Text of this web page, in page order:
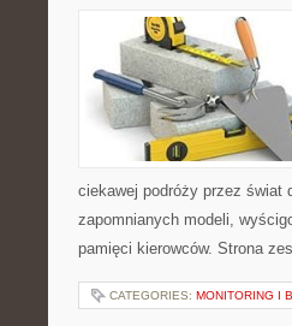
ciekawej podróży przez świat
zapomnianych modeli,
pamięci kierowców. Strona
CATEGORIES: MONITORING I